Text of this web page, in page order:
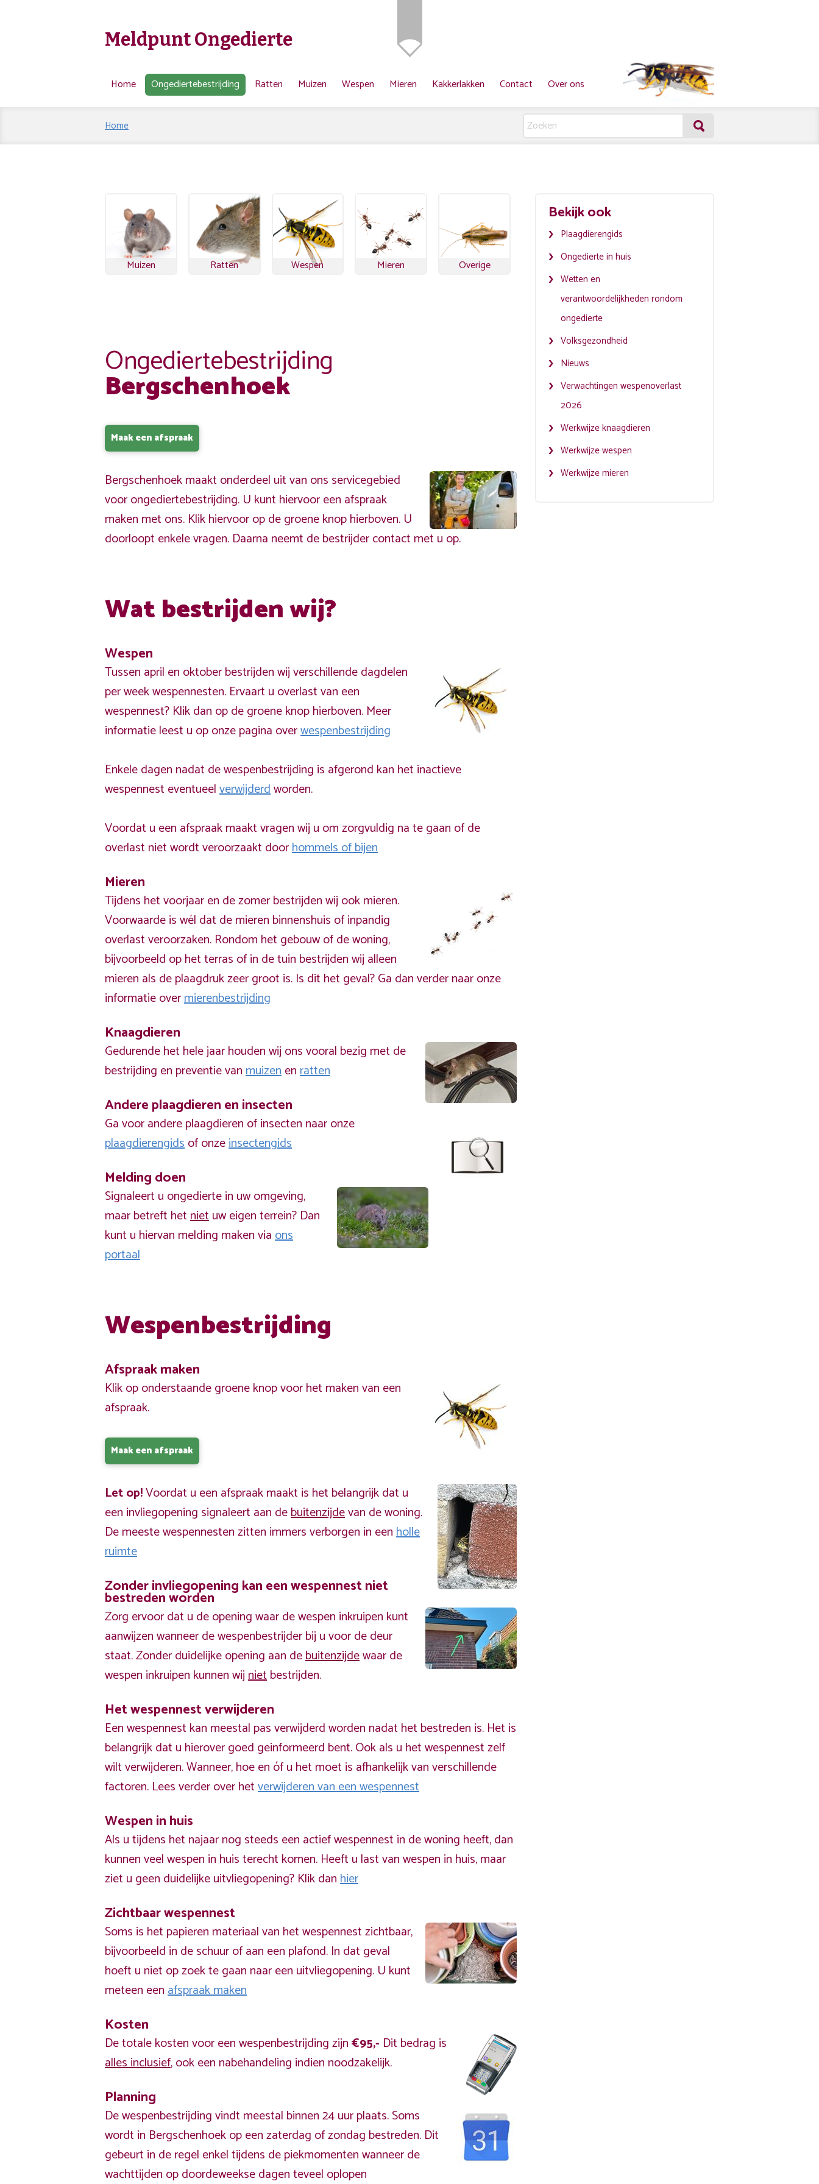
Meldpunt Ongedierte
Home Ongediertebestrijding Ratten Muizen Wespen Mieren Kakkerlakken Contact Over ons
Home
Muizen Ratten Wespen Mieren Overige
Ongediertebestrijding
Bergschenhoek
Maak een afspraak
Bergschenhoek maakt onderdeel uit van ons servicegebied
voor ongediertebestrijding. U kunt hiervoor een afspraak
maken met ons. Klik hiervoor op de groene knop hierboven. U
doorloopt enkele vragen. Daarna neemt de bestrijder contact met u op.
Wat bestrijden wij?
Wespen
Tussen april en oktober bestrijden wij verschillende dagdelen
per week wespennesten. Ervaart u overlast van een
wespennest? Klik dan op de groene knop hierboven. Meer
informatie leest u op onze pagina overwespenbestrijding
Enkele dagen nadat de wespenbestrijding is afgerond kan het inactieve
wespennest eventueelverwijderdworden.
Voordat u een afspraak maakt vragen wij u om zorgvuldig na te gaan of de
overlast niet wordt veroorzaakt doorhommels of bijen
Mieren
Tijdens het voorjaar en de zomer bestrijden wij ook mieren.
Voorwaarde is wél dat de mieren binnenshuis of inpandig
overlast veroorzaken. Rondom het gebouw of de woning,
bijvoorbeeld op het terras of in de tuin bestrijden wij alleen
mieren als de plaagdruk zeer groot is. Is dit het geval? Ga dan verder naar onze
informatie overmierenbestrijding
Knaagdieren
Gedurende het hele jaar houden wij ons vooral bezig met de
bestrijding en preventie vanmuizenenratten
Andere plaagdieren en insecten
Ga voor andere plaagdieren of insecten naar onze
plaagdierengidsof onzeinsectengids
Melding doen
Signaleert u ongedierte in uw omgeving,
maar betreft hetnietuw eigen terrein? Dan
kunt u hiervan melding maken viaons
portaal
Wespenbestrijding
Afspraak maken
Klik op onderstaande groene knop voor het maken van een
afspraak.
Maak een afspraak
Let op!Voordat u een afspraak maakt is het belangrijk dat u
een invliegopening signaleert aan debuitenzijdevan de woning.
De meeste wespennesten zitten immers verborgen in eenholle
ruimte
Zonder invliegopening kan een wespennest niet
bestreden worden
Zorg ervoor dat u de opening waar de wespen inkruipen kunt
aanwijzen wanneer de wespenbestrijder bij u voor de deur
staat. Zonder duidelijke opening aan debuitenzijdewaar de
wespen inkruipen kunnen wijnietbestrijden.
Het wespennest verwijderen
Een wespennest kan meestal pas verwijderd worden nadat het bestreden is. Het is
belangrijk dat u hierover goed geinformeerd bent. Ook als u het wespennest zelf
wilt verwijderen. Wanneer, hoe en óf u het moet is afhankelijk van verschillende
factoren. Lees verder over hetverwijderen van een wespennest
Wespen in huis
Als u tijdens het najaar nog steeds een actief wespennest in de woning heeft, dan
kunnen veel wespen in huis terecht komen. Heeft u last van wespen in huis, maar
ziet u geen duidelijke uitvliegopening? Klik danhier
Zichtbaar wespennest
Soms is het papieren materiaal van het wespennest zichtbaar,
bijvoorbeeld in de schuur of aan een plafond. In dat geval
hoeft u niet op zoek te gaan naar een uitvliegopening. U kunt
meteen eenafspraak maken
Kosten
De totale kosten voor een wespenbestrijding zijn€95,- Dit bedrag is
alles inclusief, ook een nabehandeling indien noodzakelijk.
Planning
De wespenbestrijding vindt meestal binnen 24 uur plaats. Soms
wordt in Bergschenhoek op een zaterdag of zondag bestreden. Dit
gebeurt in de regel enkel tijdens de piekmomenten wanneer de
wachttijden op doordeweekse dagen teveel oplopen
Bekijk ook
Plaagdierengids
Ongedierte in huis
Wetten en
verantwoordelijkheden rondom
ongedierte
Volksgezondheid
Nieuws
Verwachtingen wespenoverlast
2026
Werkwijze knaagdieren
Werkwijze wespen
Werkwijze mieren